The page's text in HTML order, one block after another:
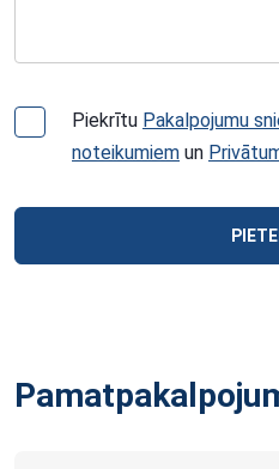
Piekrītu Pakalpojumu
noteikumiem un